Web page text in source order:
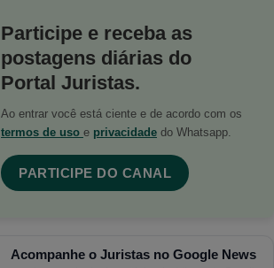
Participe e receba as
postagens diárias do
Portal Juristas.
Ao entrar você está ciente e de acordo com os
termos de uso e privacidade do Whatsapp.
PARTICIPE DO CANAL
Acompanhe o Juristas no Google News